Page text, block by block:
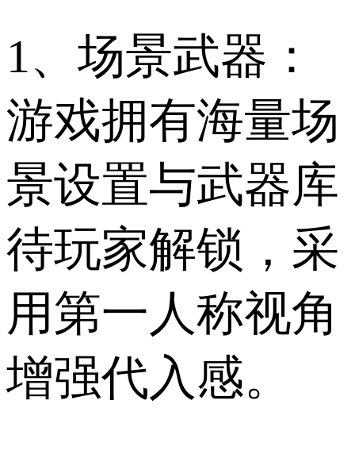
1、场景武器：
游戏拥有海量场
景设置与武器库
待玩家解锁，采
用第一人称视角
增强代入感。